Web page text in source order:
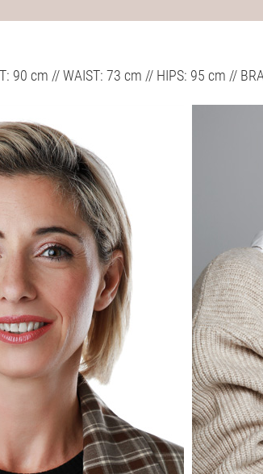
90 cm // WAIST: 73 cm // HIPS: 95 cm //